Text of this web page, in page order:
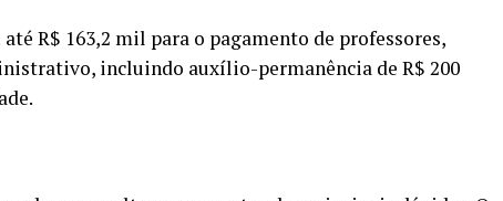
R$ 163,2 mil para o pagamento de professores,
incluindo auxílio-permanência de R$ 200